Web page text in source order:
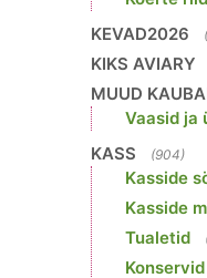
KEVAD2026
KIKS AVIARY
MUUD
Vaasid ja
KASS (904)
Kasside
Kasside
Tualetid